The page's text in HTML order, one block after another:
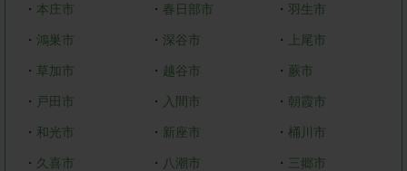
・ 本庄市 ・ 春日部市 ・羽生市
・ 鴻巣市 ・ 深谷市 ・ 上尾市
・ 草加市 ・ 越谷市 ・ 蕨市
・ 戸田市 ・ 入間市 ・ 朝霞市
・ 和光市 ・ 新座市 ・ 桶川市
・ 久喜市 ・ 八潮市 ・ 三郷市